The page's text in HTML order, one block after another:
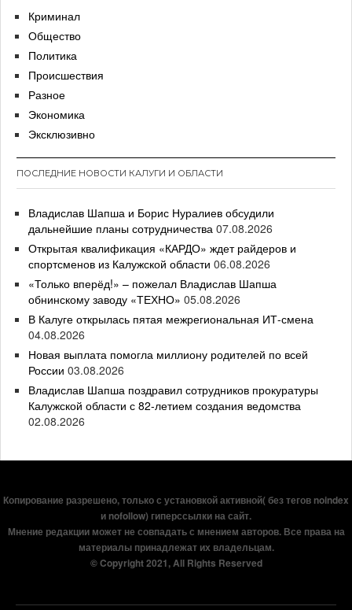
Криминал
Общество
Политика
Происшествия
Разное
Экономика
Эксклюзивно
ПОСЛЕДНИЕ НОВОСТИ КАЛУГИ И ОБЛАСТИ
Владислав Шапша и Борис Нуралиев обсудили
дальнейшие планы сотрудничества 07.08.2026
Открытая квалификация «КАРДО» ждет райдеров и
спортсменов из Калужской области 06.08.2026
«Только вперёд!» – пожелал Владислав Шапша
обнинскому заводу «ТЕХНО» 05.08.2026
В Калуге открылась пятая межрегиональная ИТ-смена
04.08.2026
Новая выплата помогла миллиону родителей по всей
России 03.08.2026
Владислав Шапша поздравил сотрудников прокуратуры
Калужской области с 82-летием создания ведомства
02.08.2026
Копирование разрешено, только с установкой активной( без тегов noindex
и nofollow) гиперссылки на сайт.
Мнение редакции может не совпадать с мнением авторов. Все права на
материалы принадлежат их владельцам.
© Copyright 2021, All Rights Reserved